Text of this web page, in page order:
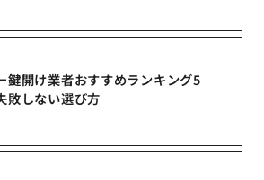
鍵開け業者おすすめランキング5
敗しない選び方